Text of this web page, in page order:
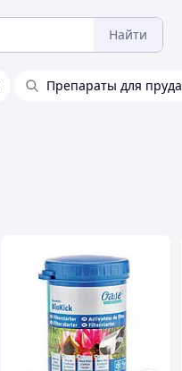
Найти
Препараты для пруда